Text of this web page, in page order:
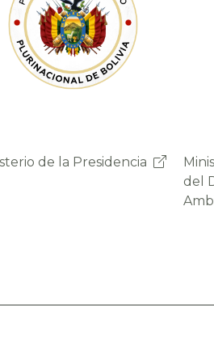
Ministerio de Planificación
Ministerio de Planificación